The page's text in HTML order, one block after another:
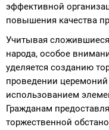
эффективной
повышения качества
Учитывая
народа, особое
уделяется созданию
проведении церемоний
использованием
Гражданам
торжественной